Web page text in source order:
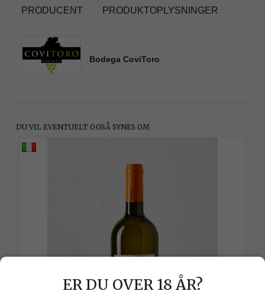
PRODUCENT PRODUKTOPLYSNINGER
Bodega CoviToro
DU VIL EVENTUELT OGSÅ SYNES OM
ER DU OVER 18 ÅR?